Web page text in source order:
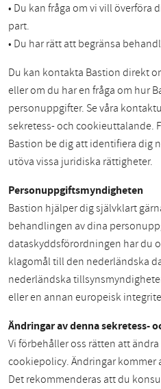
• Du kan fråga om vi vill
part.
• Du har rätt att begränsa
Du kan kontakta Bastion direkt
eller om du har en fråga om hur
personuppgifter. Se våra
sekretess- och cookieuttalande.
Bastion be dig att identifiera dig
utöva vissa juridiska rättigheter.
Personuppgiftsmyndigheten
Bastion hjälper dig självklart
behandlingen av dina
dataskyddsförordningen har du
klagomål till den nederländska
nederländska
eller en annan europeisk
Ändringar av denna sekretess-
Vi förbehåller oss rätten att
cookiepolicy. Ändringar kommer
Det rekommenderas att du